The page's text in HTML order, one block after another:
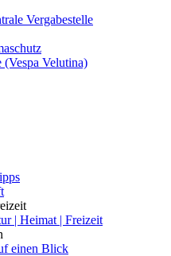
Vergabestelle
(Vespa Velutina)
| Heimat | Freizeit
einen Blick